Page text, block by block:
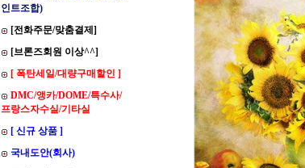
인트조합)
[전화주문/맞춤결제]
[브론즈회원 이상^^]
[ 폭탄세일/대량구매할인 ]
DMC/앵카/DOME/특수사/
프랑스자수실/기타실
[ 신규 상품 ]
국내도안(회사)